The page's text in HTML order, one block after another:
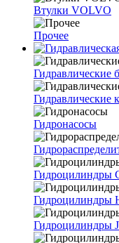
Втулки VOLVO
Прочее
Гидравлические
Гидравлические
Гидронасосы
Гидроцилиндры
Гидроцилиндры
Гидроцилиндры